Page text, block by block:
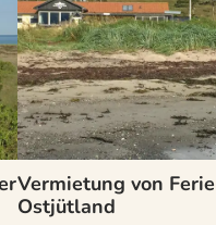
Vermietung von
Ostjütland